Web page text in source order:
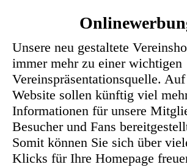
Unsere neu gestaltete
immer mehr zu einer wichtigen
Vereinspräsentationsquelle. Auf
Website sollen künftig viel
Informationen für unsere
Besucher und Fans
Somit können Sie sich über
Klicks für Ihre Homepage